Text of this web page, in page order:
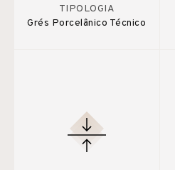
TIPOLOGIA
Grés Porcelânico Técnico